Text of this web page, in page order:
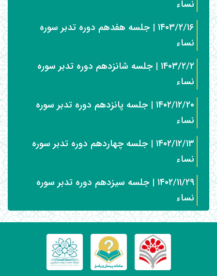
نساء
۱۴۰۳/۲/۱۶ | جلسه هفدهم دوره تدبر سوره
نساء
۱۴۰۳/۲/۲ | جلسه شانزدهم دوره تدبر سوره
نساء
۱۴۰۲/۱۲/۲۰ | جلسه پانزدهم دوره تدبر سوره
نساء
۱۴۰۲/۱۲/۱۳ | جلسه چهاردهم دوره تدبر سوره
نساء
۱۴۰۲/۱۱/۲۹ | جلسه سیزدهم دوره تدبر سوره
نساء